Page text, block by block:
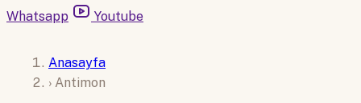
Whatsapp
Youtube
Anasayfa
› Antimon